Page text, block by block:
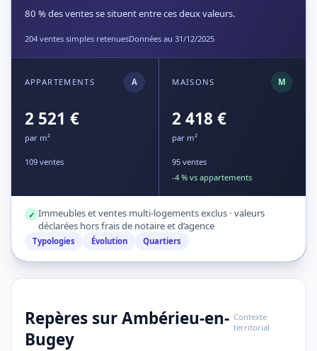
80 % des ventes se situent entre ces deux valeurs.
204 ventes simples retenuesDonnées au 31/12/2025
APPARTEMENTS A
2 521 €
par m²
109 ventes
MAISONS M
2 418 €
par m²
95 ventes
-4 % vs appartements
✓ Immeubles et ventes multi-logements exclus · valeurs
déclarées hors frais de notaire et d’agence
Typologies Évolution Quartiers
Repères sur Ambérieu-en-
Bugey
Contexte
territorial